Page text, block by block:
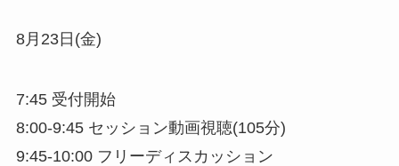
8月23日(金)
7:45 受付開始
8:00-9:45 セッション動画視聴(105分)
9:45-10:00 フリーディスカッション